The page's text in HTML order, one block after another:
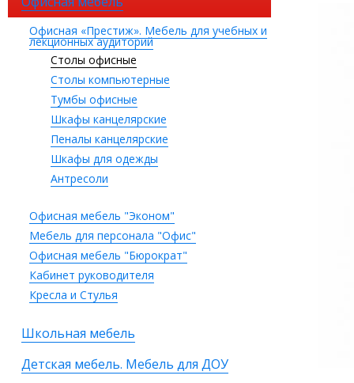
Офисная «Престиж». Мебель для учебных и
лекционных аудиторий
Столы офисные
Столы компьютерные
Тумбы офисные
Шкафы канцелярские
Пеналы канцелярские
Шкафы для одежды
Антресоли
Офисная мебель "Эконом"
Мебель для персонала "Офис"
Офисная мебель "Бюрократ"
Кабинет руководителя
Кресла и Стулья
Школьная мебель
Детская мебель. Мебель для ДОУ